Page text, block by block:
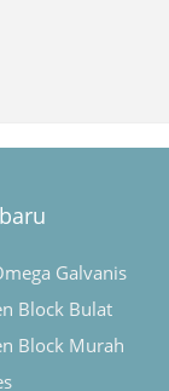
Galvanis
Block Bulat
Block Murah